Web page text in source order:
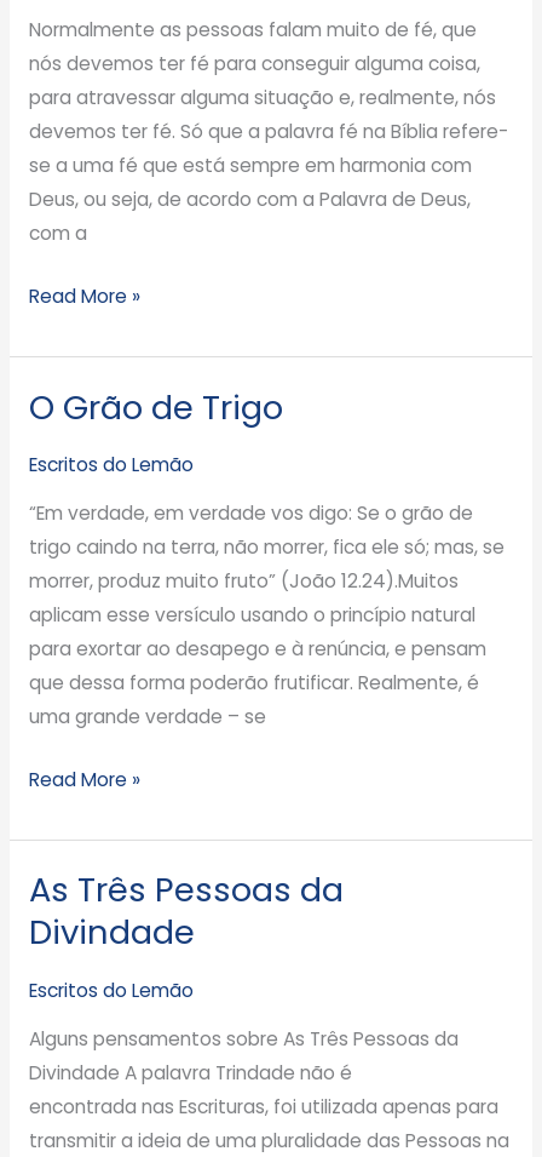
Normalmente as pessoas falam muito de fé, que
nós devemos ter fé para conseguir alguma coisa,
para atravessar alguma situação e, realmente, nós
devemos ter fé. Só que a palavra fé na Bíblia refere-
se a uma fé que está sempre em harmonia com
Deus, ou seja, de acordo com a Palavra de Deus,
com a
Read More »
O Grão de Trigo
Escritos do Lemão
“Em verdade, em verdade vos digo: Se o grão de
trigo caindo na terra, não morrer, fica ele só; mas, se
morrer, produz muito fruto” (João 12.24).Muitos
aplicam esse versículo usando o princípio natural
para exortar ao desapego e à renúncia, e pensam
que dessa forma poderão frutificar. Realmente, é
uma grande verdade – se
O
de
Trigo
Read More »
As Três Pessoas da
Divindade
Escritos do Lemão
Alguns pensamentos sobre As Três Pessoas da
Divindade A palavra Trindade não é
encontrada nas Escrituras, foi utilizada apenas para
transmitir a ideia de uma pluralidade das Pessoas na
As
Três
Pessoas
da